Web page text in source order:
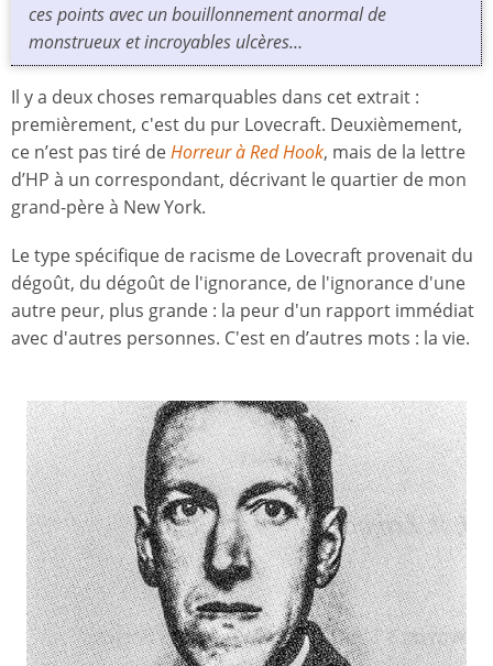
ces points avec un bouillonnement anormal de
monstrueux et incroyables ulcères…
Il y a deux choses remarquables dans cet extrait :
premièrement, c'est du pur Lovecraft. Deuxièmement,
ce n’est pas tiré deHorreur à Red Hook, mais de la lettre
d’HP à un correspondant, décrivant le quartier de mon
grand-père à New York.
Le type spécifique de racisme de Lovecraft provenait du
dégoût, du dégoût de l'ignorance, de l'ignorance d'une
autre peur, plus grande : la peur d'un rapport immédiat
avec d'autres personnes. C'est en d’autres mots : la vie.